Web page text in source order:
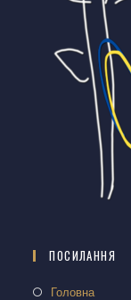
ПОСИЛАННЯ
Головна